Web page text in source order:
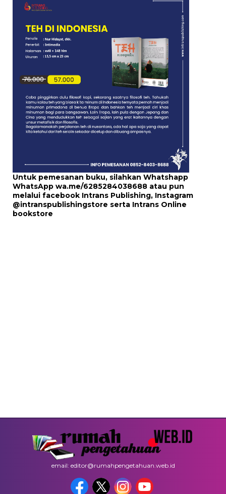
Untuk pemesanan buku, silahkan Whatshapp
WhatsApp wa.me/6285284038688 atau pun
melalui facebook Intrans Publishing, Instagram
@intranspublishingstore serta Intrans Online
bookstore
email: editor@rumahpengetahuan.web.id